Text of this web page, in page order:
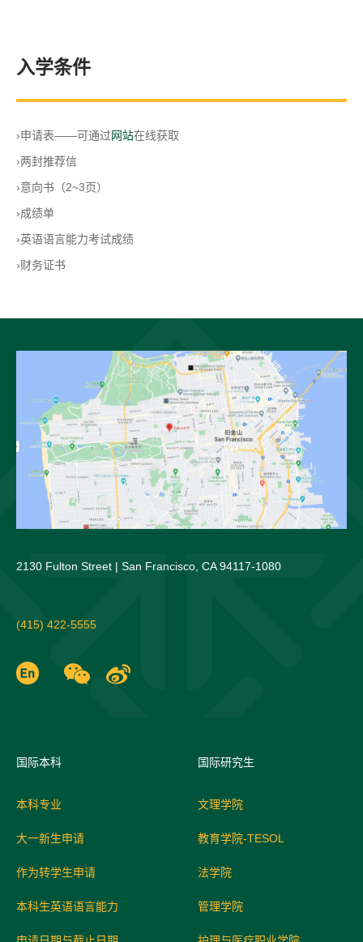
入学条件
›申请表——可通过网站在线获取
›两封推荐信
›意向书（2~3页）
›成绩单
›英语语言能力考试成绩
›财务证书
2130 Fulton Street | San Francisco, CA 94117-1080
(415) 422-5555
国际本科
本科专业
大一新生申请
作为转学生申请
本科生英语语言能力
国际研究生
文理学院
教育学院-TESOL
法学院
管理学院